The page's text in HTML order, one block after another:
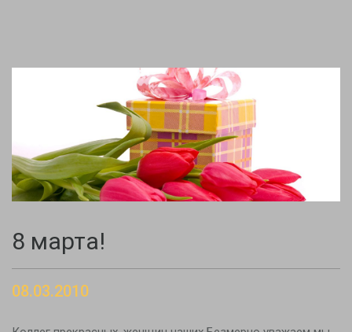
8 марта!
08.03.2010